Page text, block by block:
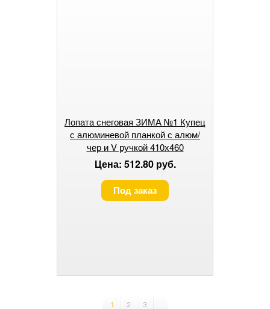
Лопата снеговая ЗИМА №1 Купец
с алюминевой планкой с алюм/
чер и V ручкой 410х460
Цена: 512.80 руб.
Под заказ
1 2 3